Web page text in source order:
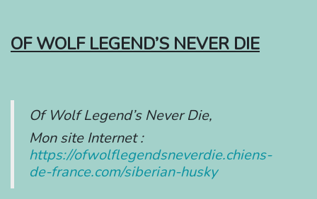
OF WOLF LEGEND’S NEVER DIE
Of Wolf Legend’s Never Die,
Mon site Internet :
https://ofwolflegendsneverdie.chiens-
de-france.com/siberian-husky